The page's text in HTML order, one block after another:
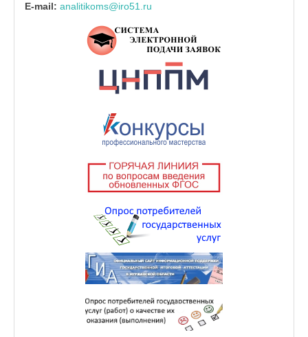
E-mail: analitikoms@iro51.ru